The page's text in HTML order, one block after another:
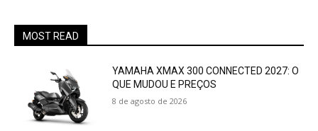
MOST READ
YAMAHA XMAX 300 CONNECTED 2027: O
QUE MUDOU E PREÇOS
8 de agosto de 2026